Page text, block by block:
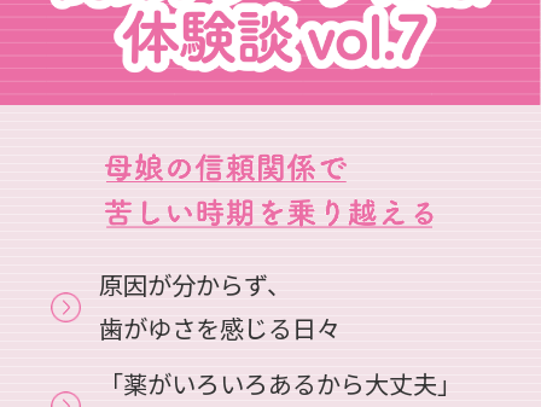
原因が分からず、
歯がゆさを感じる日々
「薬がいろいろあるから大丈夫」